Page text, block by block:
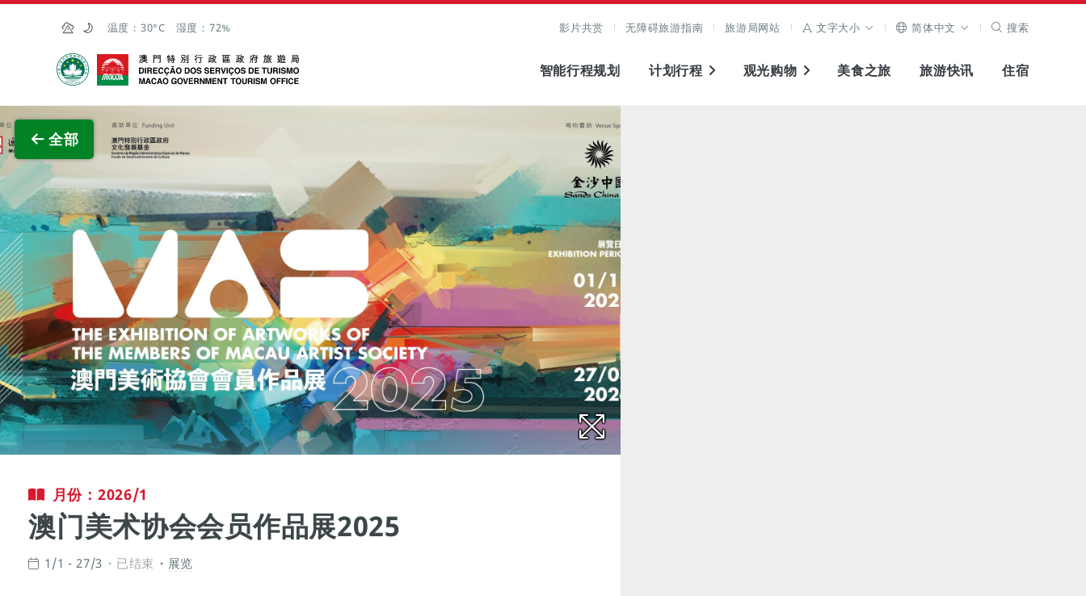
跳至主内容
温度： 30°C 湿度： 72% 影片共赏 无障碍旅游指南 旅游局网站 文字大小 简体中文 搜索
澳门特别行政区政府旅游局
智能行程规划 计划行程 观光购物 美食之旅 旅游快讯 住宿
全部
月份：2026/1
澳门美术协会会员作品展2025
1/1 - 27/3 已结束 展览